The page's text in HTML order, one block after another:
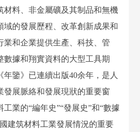
材料、非金屬礦及其制品和無機
域的發展歷程、改革創新成果和
業和企業提供生產、科技、管
數據和翔實資料的大型工具期
年鑒》已連續出版40余年，是人
發展脈絡和發展現狀的重要窗
業的“編年史”“發展史”和“數據
建筑材料工業發展情況的重要